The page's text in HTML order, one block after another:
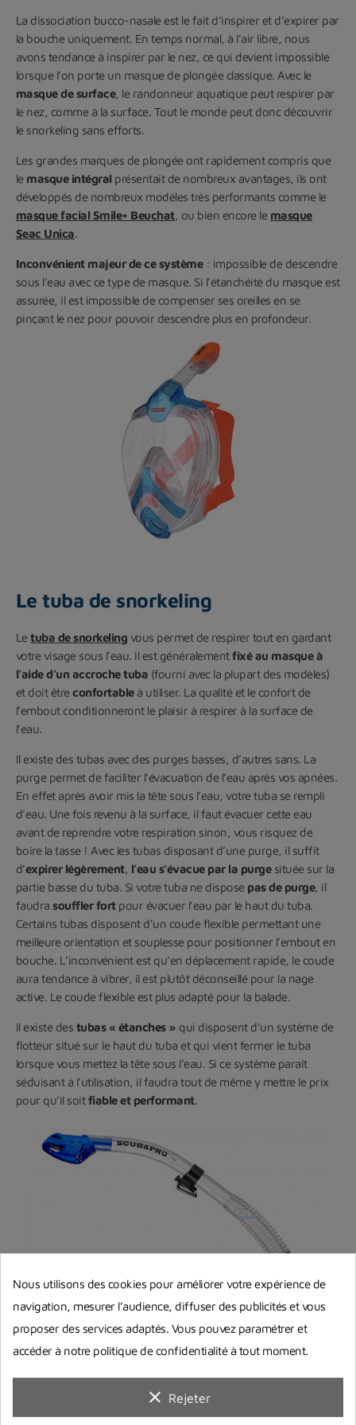
La dissociation bucco-nasale est le fait d’inspirer et d’expirer par
la bouche uniquement. En temps normal, à l’air libre, nous
avons tendance à inspirer par le nez, ce qui devient impossible
lorsque l’on porte un masque de plongée classique. Avec le
masque de surface, le randonneur aquatique peut respirer par
le nez, comme à la surface. Tout le monde peut donc découvrir
le snorkeling sans efforts.
Les grandes marques de plongée ont rapidement compris que
le masque intégral présentait de nombreux avantages, ils ont
développés de nombreux modèles très performants comme le
masque facial Smile+ Beuchat, ou bien encore le masque
Seac Unica.
Inconvénient majeur de ce système: impossible de descendre
sous l’eau avec ce type de masque. Si l’étanchéité du masque est
assurée, il est impossible de compenser ses oreilles en se
pinçant le nez pour pouvoir descendre plus en profondeur.
Le tuba de snorkeling
Letuba de snorkeling vous permet de respirer tout en gardant
votre visage sous l'eau. Il est généralementfixé au masque à
l’aide d’un accroche tuba (fourni avec la plupart des modèles)
et doit êtreconfortableà utiliser. La qualité et le confort de
l’embout conditionneront le plaisir à respirer à la surface de
l’eau.
Il existe des tubas avec des purges basses, d’autres sans. La
purge permet de faciliter l’évacuation de l’eau après vos apnées.
En effet après avoir mis la tête sous l’eau, votre tuba se rempli
d’eau. Une fois revenu à la surface, il faut évacuer cette eau
avant de reprendre votre respiration sinon, vous risquez de
boire la tasse ! Avec les tubas disposant d’une purge, il suffit
d’expirer légèrement, l’eau s’évacue par la purgesituée sur la
partie basse du tuba. Si votre tuba ne dispose pas de purge, il
faudra souffler fortpour évacuer l’eau par le haut du tuba.
Certains tubas disposent d’un coude flexible permettant une
meilleure orientation et souplesse pour positionner l’embout en
bouche. L’inconvénient est qu’en déplacement rapide, le coude
aura tendance à vibrer, il est plutôt déconseillé pour la nage
active. Le coude flexible est plus adapté pour la balade.
Il existe des tubas « étanches » qui disposent d’un système de
flotteur situé sur le haut du tuba et qui vient fermer le tuba
lorsque vous mettez la tête sous l’eau. Si ce système parait
séduisant à l’utilisation, il faudra tout de même y mettre le prix
pour qu’il soitfiable et performant.
Nos tubas de snorkeling coup de cœur :
Tuba Spy de chez Beuchat: simple, souple et confortable,
disponible dans de nombreuses couleurs, un excellent
rapport qualité prix.
Nous utilisons des cookies pour améliorer votre expérience de
navigation, mesurer l’audience, diffuser des publicités et vous
proposer des services adaptés. Vous pouvez paramétrer et
accéder à notre politique de confidentialité à tout moment.
clear Rejeter